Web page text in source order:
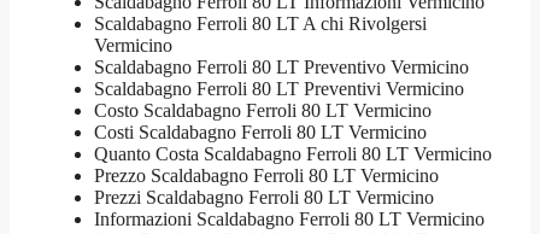
Scaldabagno Ferroli 80 LT A chi Rivolgersi
Vermicino
Scaldabagno Ferroli 80 LT Preventivo Vermicino
Scaldabagno Ferroli 80 LT Preventivi Vermicino
Costo Scaldabagno Ferroli 80 LT Vermicino
Costi Scaldabagno Ferroli 80 LT Vermicino
Quanto Costa Scaldabagno Ferroli 80 LT Vermicino
Prezzo Scaldabagno Ferroli 80 LT Vermicino
Prezzi Scaldabagno Ferroli 80 LT Vermicino
Informazioni Scaldabagno Ferroli 80 LT Vermicino